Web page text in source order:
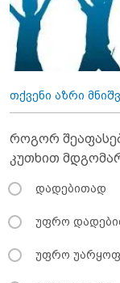
თქვენი აზრი
როგორ
კუთხით
დადებითად
უფრო
უფრო